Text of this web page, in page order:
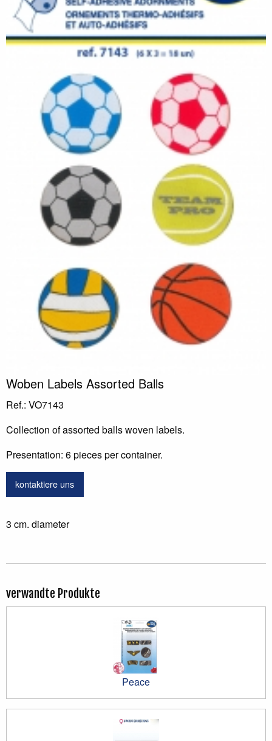
Woben Labels Assorted Balls
Ref.: VO7143
Collection of assorted balls woven labels.
Presentation: 6 pieces per container.
kontaktiere uns
3 cm. diameter
verwandte Produkte
Peace